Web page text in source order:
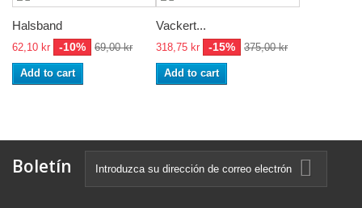
Halsband
62,10 kr -10% 69,00 kr
Add to cart
Vackert...
318,75 kr -15% 375,00 kr
Add to cart
Boletín